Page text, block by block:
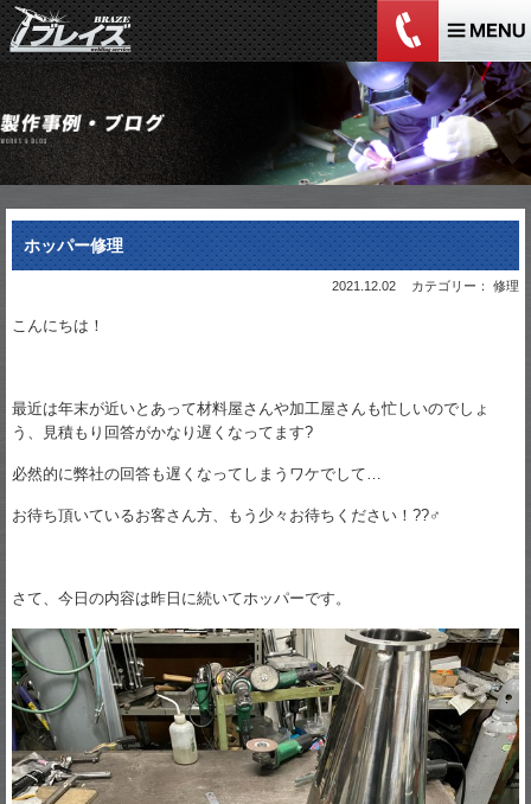
ホッパー修理
2021.12.02 カテゴリー： 修理
こんにちは！
最近は年末が近いとあって材料屋さんや加工屋さんも忙しいのでしょ
う、見積もり回答がかなり遅くなってます?
必然的に弊社の回答も遅くなってしまうワケでして…
お待ち頂いているお客さん方、もう少々お待ちください！??‍♂️
さて、今日の内容は昨日に続いてホッパーです。